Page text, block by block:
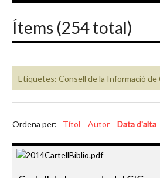
Ítems (254 total)
Etiquetes: Consell de la Informació de
Ordena per: Títol Autor Data d'alta